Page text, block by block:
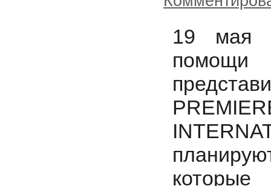
19 мая